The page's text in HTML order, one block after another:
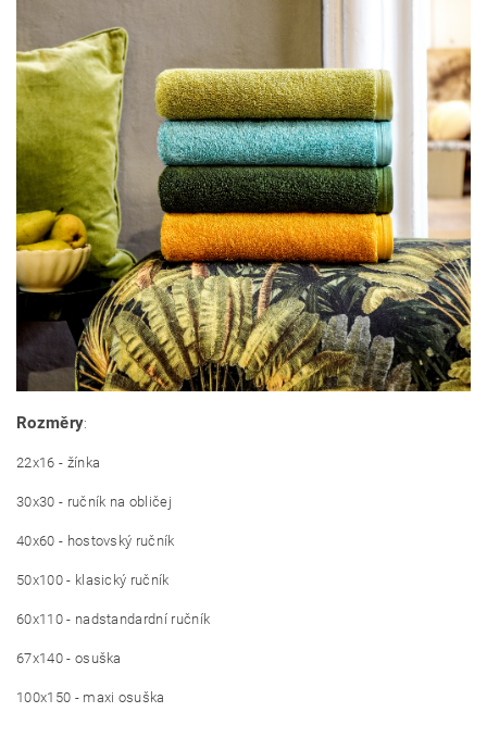
Rozměry:
22x16 - žínka
30x30 - ručník na obličej
40x60 - hostovský ručník
50x100 - klasický ručník
60x110 - nadstandardní ručník
67x140 - osuška
100x150 - maxi osuška